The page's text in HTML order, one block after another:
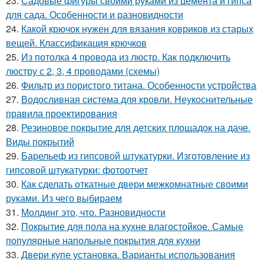
для сада. Особенности и разновидности
24. Какой крючок нужен для вязания ковриков из старых
вещей. Классификация крючков
25. Из потолка 4 провода из люстр. Как подключить
люстру с 2, 3, 4 проводами (схемы)
26. Фильтр из пористого титана. Особенности устройства
27. Водосливная система для кровли. Неукоснительные
правила проектирования
28. Резиновое покрытие для детских площадок на даче.
Виды покрытий
29. Барельеф из гипсовой штукатурки. Изготовление из
гипсовой штукатурки: фотоотчет
30. Как сделать откатные двери межкомнатные своими
руками. Из чего выбираем
31. Молдинг это, что. Разновидности
32. Покрытие для пола на кухне влагостойкое. Самые
популярные напольные покрытия для кухни
33. Двери купе установка. Варианты использования